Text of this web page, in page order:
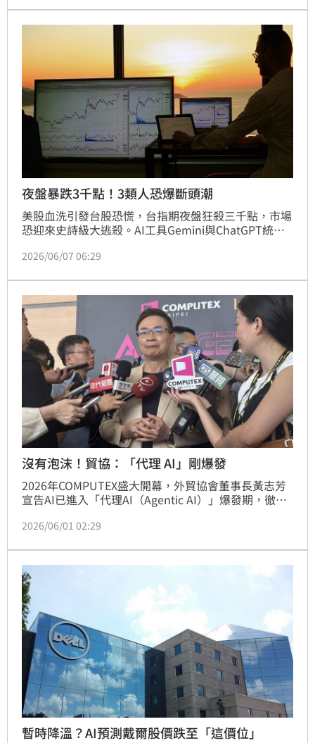
夜盤暴跌3千點！3類人恐爆斷頭潮
美股血洗引發台股恐慌，台指期夜盤狂殺三千點，市場
恐迎來史詩級大逃殺。AI工具Gemini與ChatGPT統整
抄底者為三大重災區。專家警告散戶切勿犯下「盲目殺
谷或面臨斷頭。面對非理性崩跌，投資人應保持冷靜，
保留現金部位並分批佈局，才能在股災中站穩陣腳，抓
住未來的反彈契機。
2026/06/07 06:29
沒有泡沫！貿協：「代理 AI」剛爆發
2026年COMPUTEX盛大開幕，外貿協會董事長黃志芳
宣告AI已進入「代理AI（Agentic AI）」爆發期，徹底
AMD等全球晶片巨頭，展現台灣在IT與半導體領域的關
力需求將呈幾何級數成長，不僅帶動台灣產業升級，更
為全球資通訊產業注入強勁動能，預期商機將持續擴大
並推動經濟全速衝刺。
2026/06/01 02:29
暫時降溫？AI預測戴爾股價跌至「這價位」